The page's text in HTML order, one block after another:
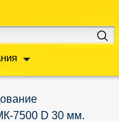
7500 D 30 мм.